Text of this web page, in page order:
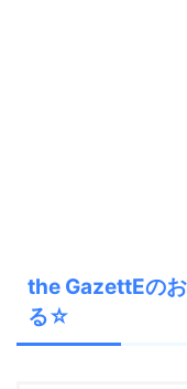
the GazettEの
る☆